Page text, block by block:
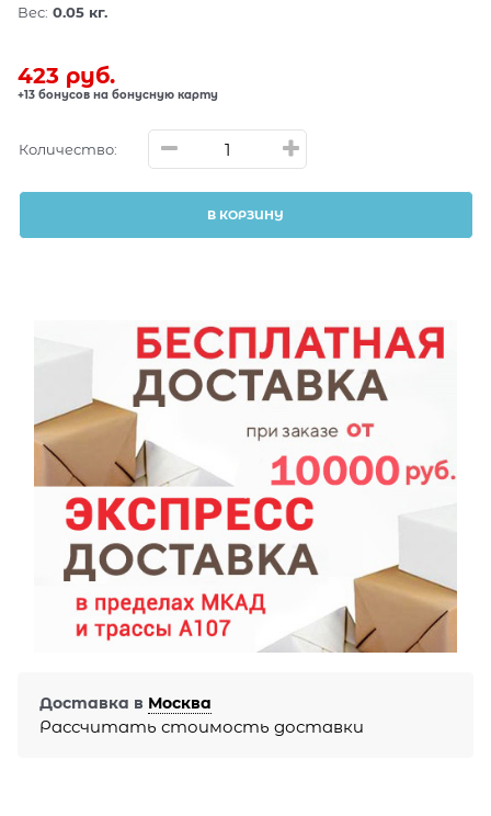
Вес: 0.05 кг.
423 руб.
+13 бонусов на бонусную карту
Количество:
В КОРЗИНУ
Доставка в Москва
Рассчитать стоимость доставки